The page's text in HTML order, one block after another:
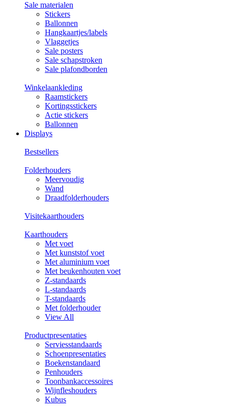
Sale materialen
Stickers
Ballonnen
Hangkaartjes/labels
Vlaggetjes
Sale posters
Sale schapstroken
Sale plafondborden
Winkelaankleding
Raamstickers
Kortingsstickers
Actie stickers
Ballonnen
Displays
Bestsellers
Folderhouders
Meervoudig
Wand
Draadfolderhouders
Visitekaarthouders
Kaarthouders
Met voet
Met kunststof voet
Met aluminium voet
Met beukenhouten voet
Z-standaards
L-standaards
T-standaards
Met folderhouder
View All
Productpresentaties
Serviesstandaards
Schoenpresentaties
Boekenstandaard
Penhouders
Toonbankaccessoires
Wijnfleshouders
Kubus